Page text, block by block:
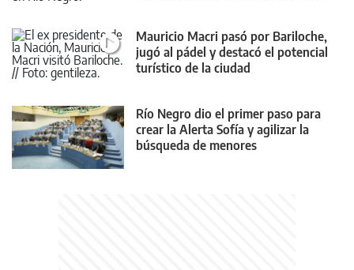
Mauricio Macri pasó por Bariloche,
jugó al pádel y destacó el potencial
turístico de la ciudad
Río Negro dio el primer paso para
crear la Alerta Sofía y agilizar la
búsqueda de menores